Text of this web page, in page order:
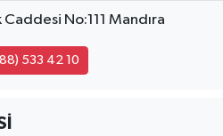
No:111 Mandıra
533 42 10